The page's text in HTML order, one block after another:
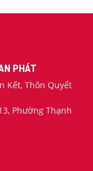
PHÁT
Kết, Thôn Quyết
Phường Thạnh